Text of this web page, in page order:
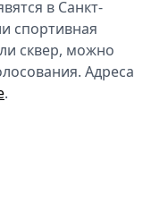
в Санкт-
спортивная
сквер, можно
Адреса
.